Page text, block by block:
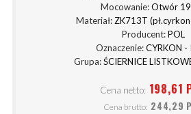
Mocowanie:Otwór
Materiał: ZK713T
Producent:POL
Oznaczenie:CYRKON -
Grupa:ŚCIERNICE
Cena netto: 198,61
Cena brutto: 244,29